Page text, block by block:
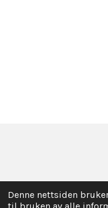
Denne nettsiden